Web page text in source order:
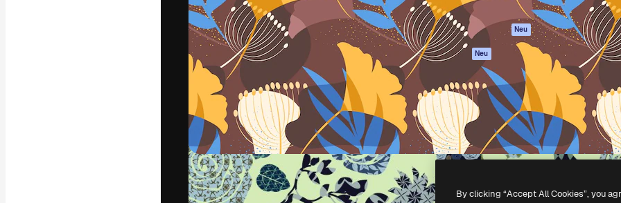
Stock-Inhalte
MCP für
Claude/ChatGPT
Neu
Agenten Neu
Mobile App
Alle Magnific-Tools
Cookie-Richtlinie
Partner
Unternehmen
Copyright © 2010- 2026Freepik Company S.L.U. Alle Rechte vorbehalten.
By clicking “Accept All Cookies”, you